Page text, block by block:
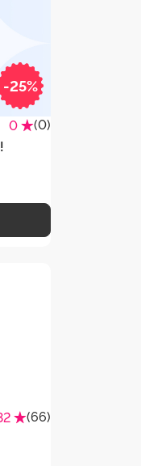
-25%
0
(0)
(66)